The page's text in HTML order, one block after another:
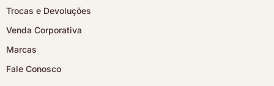
Trocas e Devoluções
Venda Corporativa
Marcas
Fale Conosco